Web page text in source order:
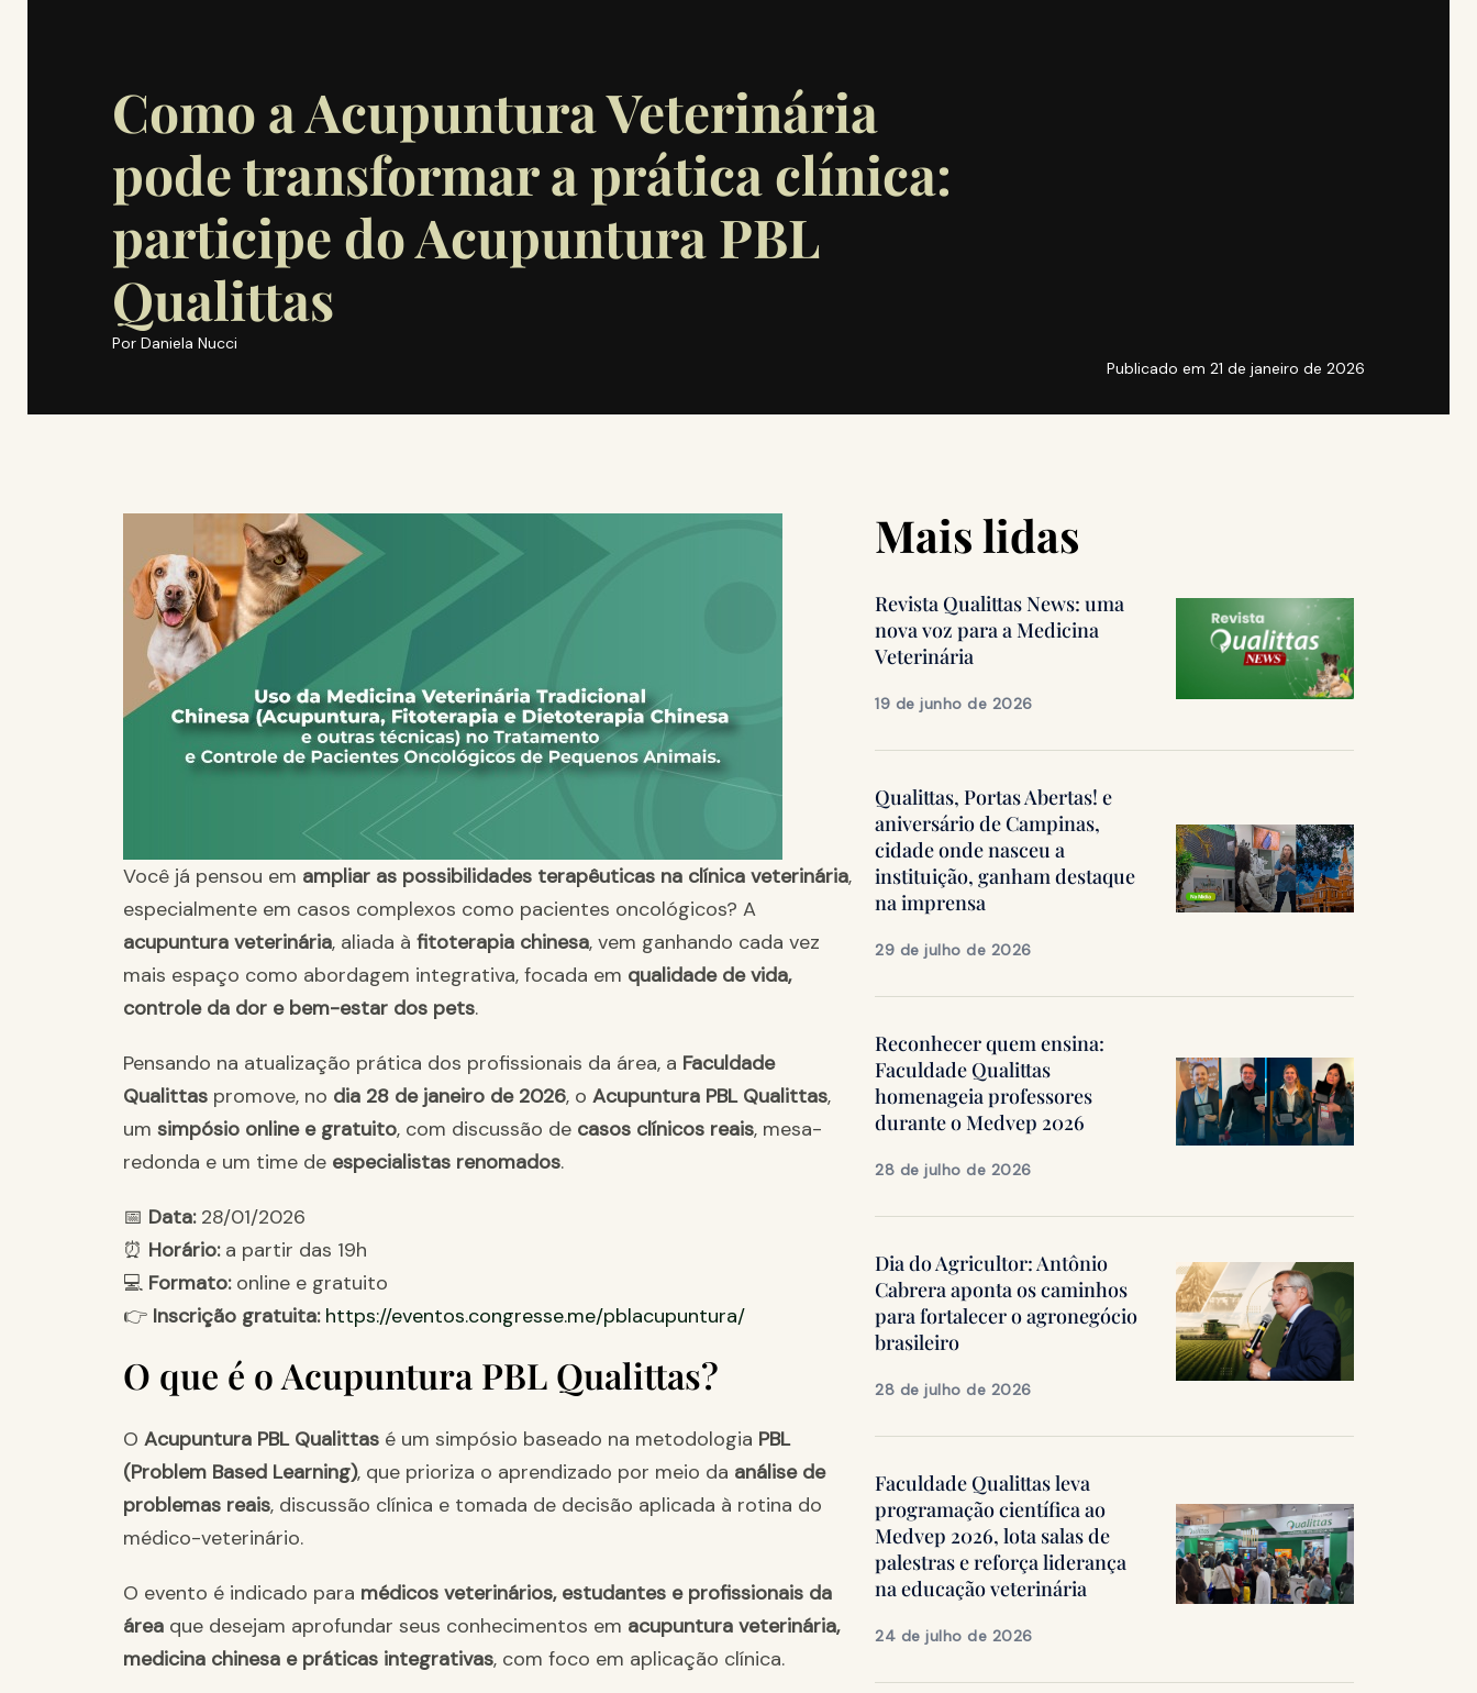
Como a Acupuntura Veterinária
pode transformar a prática clínica:
participe do Acupuntura PBL
Qualittas
Por Daniela Nucci
Publicado em 21 de janeiro de 2026
Você já pensou em ampliar as possibilidades terapêuticas na clínica veterinária,
especialmente em casos complexos como pacientes oncológicos? A
acupuntura veterinária, aliada à fitoterapia chinesa, vem ganhando cada vez
mais espaço como abordagem integrativa, focada em qualidade de vida,
controle da dor e bem-estar dos pets.
Pensando na atualização prática dos profissionais da área, a Faculdade
Qualittas promove, no dia 28 de janeiro de 2026, o Acupuntura PBL Qualittas,
um simpósio online e gratuito, com discussão de casos clínicos reais, mesa-
redonda e um time de especialistas renomados.
📅 Data:28/01/2026
⏰ Horário:a partir das 19h
💻 Formato:online e gratuito
👉 Inscrição gratuita: https://eventos.congresse.me/pblacupuntura/
O que é o Acupuntura PBL Qualittas?
O Acupuntura PBL Qualittas é um simpósio baseado na metodologia PBL
(Problem Based Learning), que prioriza o aprendizado por meio da análise de
problemas reais, discussão clínica e tomada de decisão aplicada à rotina do
médico-veterinário.
O evento é indicado para médicos veterinários, estudantes e profissionais da
área que desejam aprofundar seus conhecimentos em acupuntura veterinária,
medicina chinesa e práticas integrativas, com foco em aplicação clínica.
Mais lidas
Revista Qualittas News: uma
nova voz para a Medicina
Veterinária
19 de junho de 2026
Qualittas, Portas Abertas! e
aniversário de Campinas,
cidade onde nasceu a
instituição, ganham destaque
na imprensa
29 de julho de 2026
Reconhecer quem ensina:
Faculdade Qualittas
homenageia professores
durante o Medvep 2026
28 de julho de 2026
Dia do Agricultor: Antônio
Cabrera aponta os caminhos
para fortalecer o agronegócio
brasileiro
28 de julho de 2026
Faculdade Qualittas leva
programação científica ao
Medvep 2026, lota salas de
palestras e reforça liderança
na educação veterinária
24 de julho de 2026